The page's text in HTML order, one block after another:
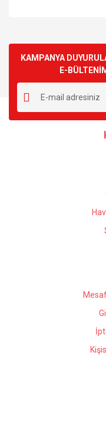
kullanarak tarafımıza
Görüş ve önerileriniz
Ürün resmi
Ürün
Ürün bilgilerinde
Ürün fiyatı diğer
KAMPANYA
E-